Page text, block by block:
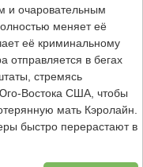
и очаровательным
меняет её
её криминальному
отправляется в бегах
стремясь
Востока США, чтобы
мать Кэролайн.
быстро перерастают в
так сильно